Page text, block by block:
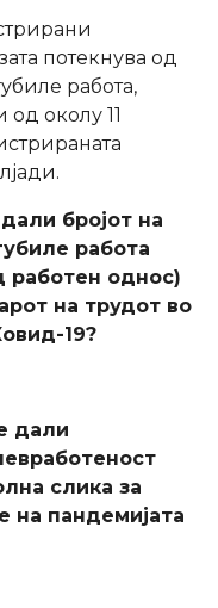
потекнува од
работа,
околу 11
бројот на
работа
работен однос)
на трудот во
19?
дали
слика за
на пандемијата